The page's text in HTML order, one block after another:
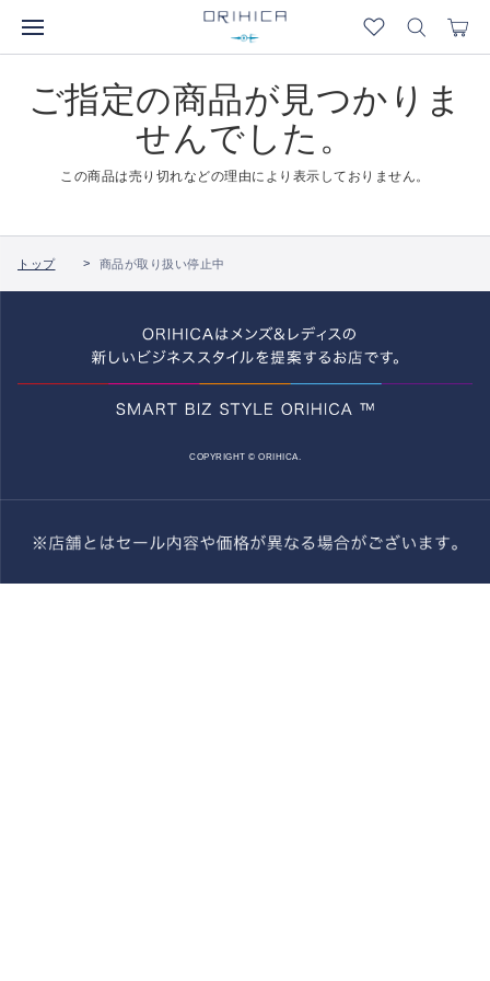
ご指定の商品が見つかりま
せんでした。
この商品は売り切れなどの理由により表示しておりません。
トップ 商品が取り扱い停止中
COPYRIGHT © ORIHICA.